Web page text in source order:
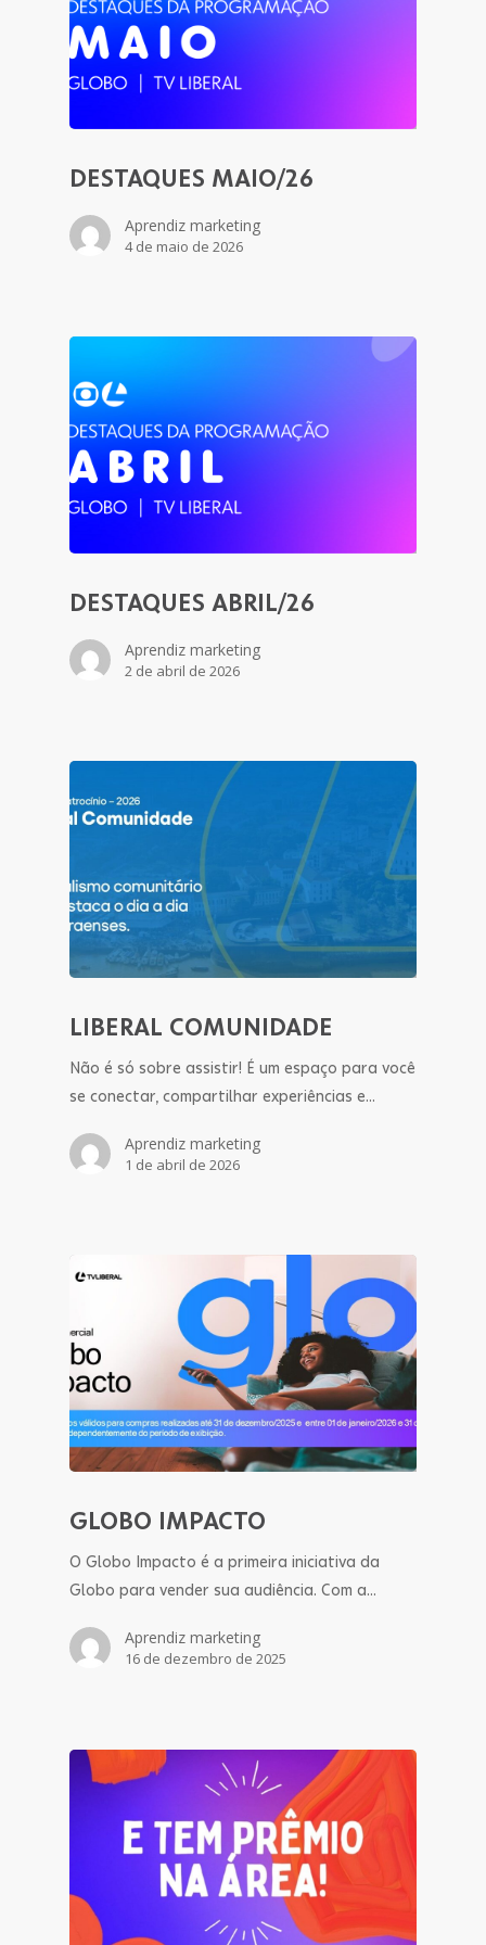
DESTAQUES MAIO/26
Aprendiz marketing
4 de maio de 2026
DESTAQUES ABRIL/26
Aprendiz marketing
2 de abril de 2026
LIBERAL COMUNIDADE
Não é só sobre assistir! É um espaço para você
se conectar, compartilhar experiências e…
Aprendiz marketing
1 de abril de 2026
GLOBO IMPACTO
O Globo Impacto é a primeira iniciativa da
Globo para vender sua audiência. Com a…
Aprendiz marketing
16 de dezembro de 2025